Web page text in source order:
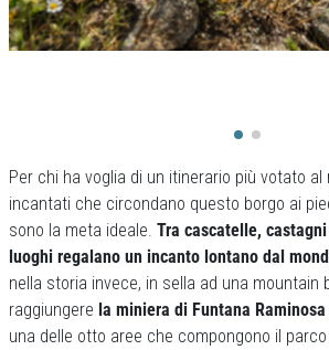
Per chi ha voglia di un itinerario più votato
incantati che circondano questo borgo ai
sono la meta ideale. Tra cascatelle,
luoghi regalano un incanto lontano dal
nella storia invece, in sella ad una mountain
raggiungere la miniera di Funtana
una delle otto aree che compongono il